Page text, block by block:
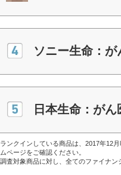
ソニー生命：が
日本生命：がん
ンクインしている商品は、2017年12
ページをご確認ください。
査対象商品に対し、全てのファイナン